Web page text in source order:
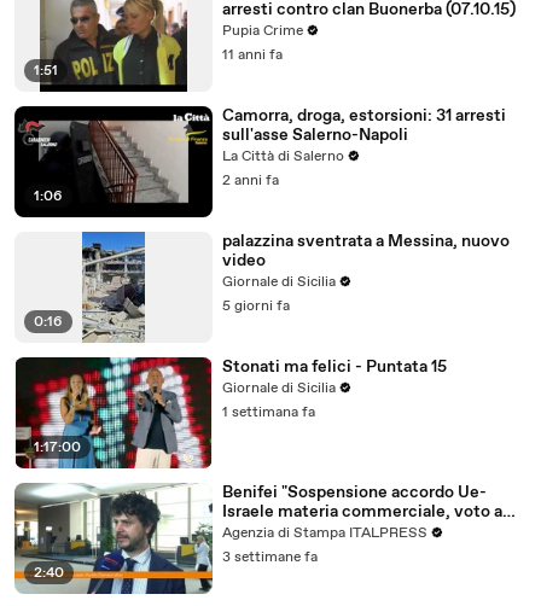
1:51
arresti contro clan Buonerba (07.10.15)
Pupia Crime
11 anni fa
1:06
Camorra, droga, estorsioni: 31 arresti
sull'asse Salerno-Napoli
La Città di Salerno
2 anni fa
0:16
palazzina sventrata a Messina, nuovo
video
Giornale di Sicilia
5 giorni fa
1:17:00
Stonati ma felici - Puntata 15
Giornale di Sicilia
1 settimana fa
2:40
Benifei "Sospensione accordo Ue-
Israele materia commerciale, voto a
maggioranza"
Agenzia di Stampa ITALPRESS
3 settimane fa